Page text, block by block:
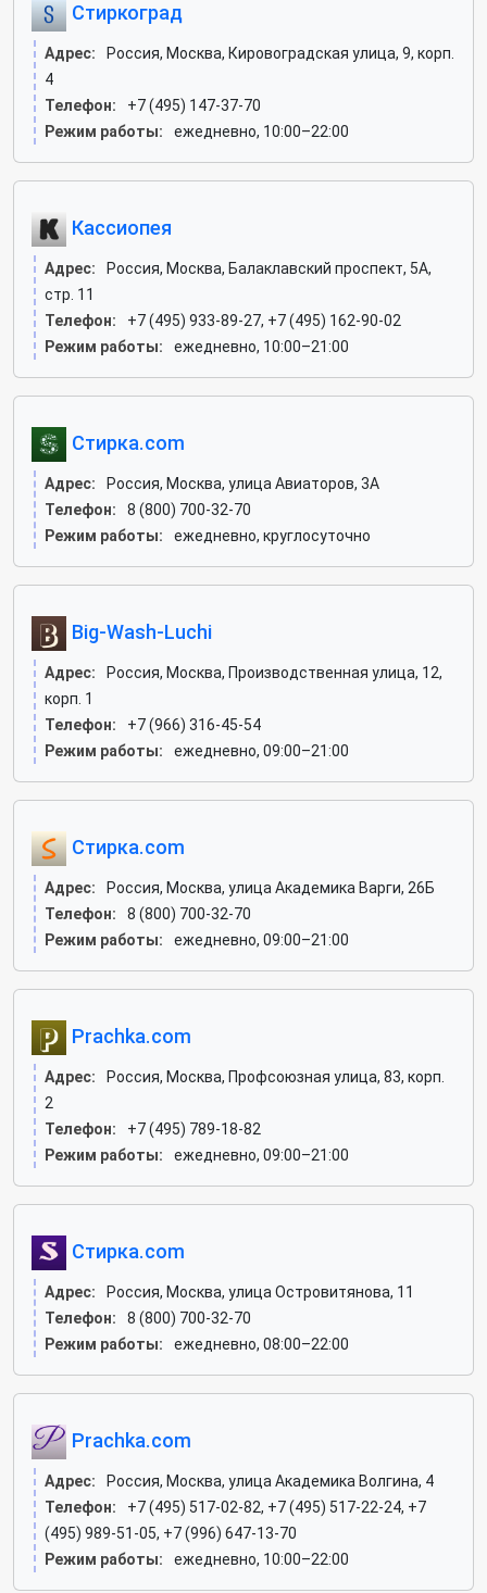
Стиркоград
Адрес:
Россия, Москва, Кировоградская улица, 9, корп.
4
Телефон:
+7 (495) 147-37-70
Режим работы:
ежедневно, 10:00–22:00
Кассиопея
Адрес:
Россия, Москва, Балаклавский проспект, 5А,
стр. 11
Телефон:
+7 (495) 933-89-27, +7 (495) 162-90-02
Режим работы:
ежедневно, 10:00–21:00
Стирка.com
Адрес:
Россия, Москва, улица Авиаторов, 3А
Телефон:
8 (800) 700-32-70
Режим работы:
ежедневно, круглосуточно
Big-Wash-Luchi
Адрес:
Россия, Москва, Производственная улица, 12,
корп. 1
Телефон:
+7 (966) 316-45-54
Режим работы:
ежедневно, 09:00–21:00
Стирка.com
Адрес:
Россия, Москва, улица Академика Варги, 26Б
Телефон:
8 (800) 700-32-70
Режим работы:
ежедневно, 09:00–21:00
Prachka.com
Адрес:
Россия, Москва, Профсоюзная улица, 83, корп.
2
Телефон:
+7 (495) 789-18-82
Режим работы:
ежедневно, 09:00–21:00
Стирка.com
Адрес:
Россия, Москва, улица Островитянова, 11
Телефон:
8 (800) 700-32-70
Режим работы:
ежедневно, 08:00–22:00
Prachka.com
Адрес:
Россия, Москва, улица Академика Волгина, 4
Телефон:
+7 (495) 517-02-82, +7 (495) 517-22-24, +7
(495) 989-51-05, +7 (996) 647-13-70
Режим работы:
ежедневно, 10:00–22:00